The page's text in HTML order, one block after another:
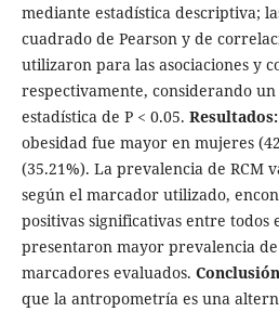
mediante estadística descriptiva;
cuadrado de Pearson y de
utilizaron para las asociaciones y
respectivamente, considerando
estadística de P < 0.05. Resultados:
obesidad fue mayor en mujeres
(35.21%). La prevalencia de RCM
según el marcador utilizado,
positivas significativas entre todos
presentaron mayor prevalencia de
marcadores evaluados.
que la antropometría es una